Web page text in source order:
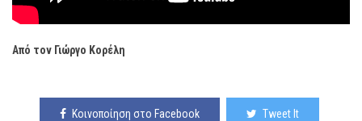
Από τον Γιώργο Κορέλη
Κοινοποίηση στο Facebook Tweet It